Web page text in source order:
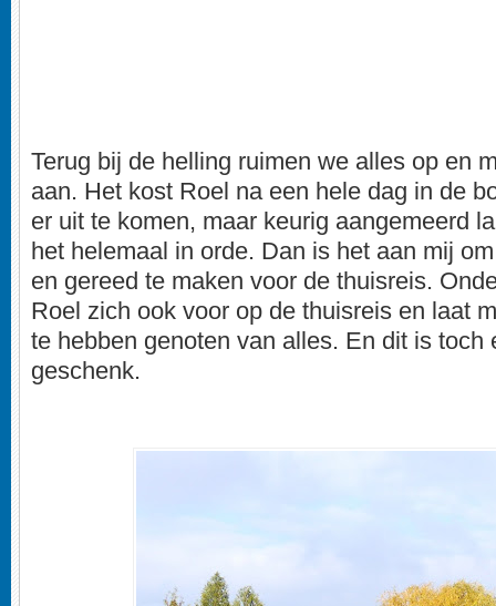
Terug bij de helling ruimen we alles op en
aan. Het kost Roel na een hele dag in de
er uit te komen, maar keurig aangemeerd
het helemaal in orde. Dan is het aan mij
en gereed te maken voor de thuisreis.
Roel zich ook voor op de thuisreis en laat
te hebben genoten van alles. En dit is toch
geschenk.